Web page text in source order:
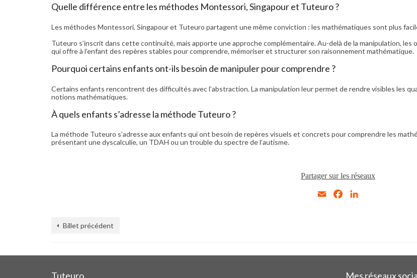
Quelle différence entre les méthodes Montessori, Singapour et Tuteuro ?
Les méthodes Montessori, Singapour et Tuteuro partagent une même conviction : les mathématiques sont plus
Tuteuro s’inscrit dans cette continuité, mais apporte une approche complémentaire. Au-delà de la manipulation,
qui offre à l’enfant des repères stables pour comprendre, mémoriser et structurer son raisonnement mathématique.
Pourquoi certains enfants ont-ils besoin de manipuler pour comprendre ?
Certains enfants rencontrent des difficultés avec l’abstraction. La manipulation leur permet de rendre visibles les
notions mathématiques.
À quels enfants s’adresse la méthode Tuteuro ?
La méthode Tuteuro s’adresse aux enfants qui ont besoin de repères visuels et concrets pour comprendre les
présentant une dyscalculie, un TDAH ou un trouble du spectre de l’autisme.
Partager sur les réseaux
Email Facebook
Billet précédent
Tuteuro Mes réseaux